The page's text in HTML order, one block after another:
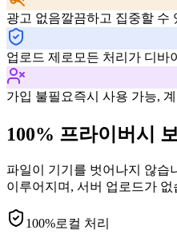
광고 없음깔끔하고 집중할 수
업로드 제로 모든 처리가 디바
가입 불필요즉시 사용 가능,
100% 프라이버시
파일이 기기를 벗어나지 않습
이루어지며, 서버 업로드가 없
100%로컬 처리